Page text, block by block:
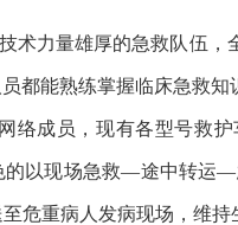
力量雄厚的急救队伍，
员都能熟练掌握临床急救
网络成员，现有各型号救
的以现场急救—途中转
危重病人发病现场，维